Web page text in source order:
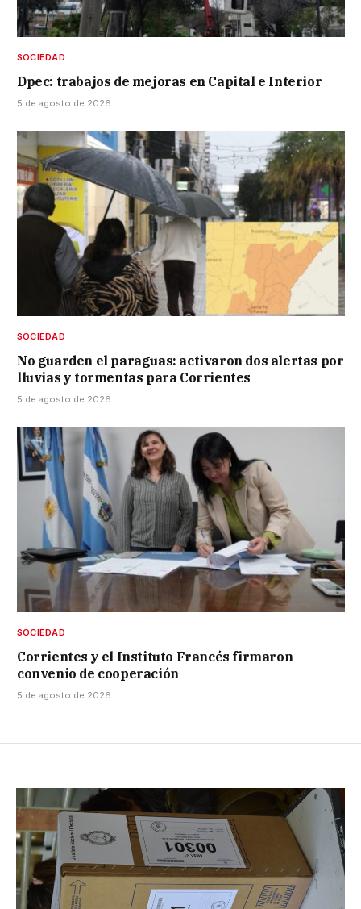
SOCIEDAD
Dpec: trabajos de mejoras en Capital e Interior
5 de agosto de 2026
SOCIEDAD
No guarden el paraguas: activaron dos alertas por
lluvias y tormentas para Corrientes
5 de agosto de 2026
SOCIEDAD
Corrientes y el Instituto Francés firmaron
convenio de cooperación
5 de agosto de 2026